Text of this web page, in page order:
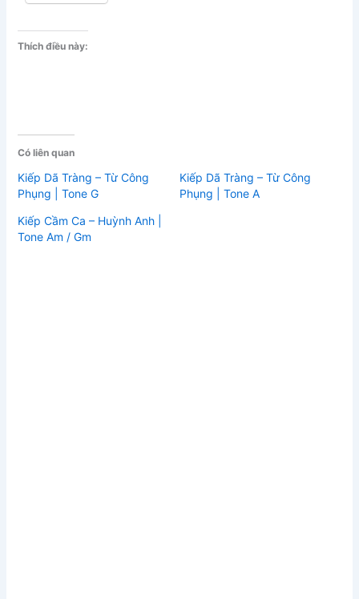
Thích điều này:
Có liên quan
Kiếp Dã Tràng – Từ Công
Phụng | Tone G
Kiếp Dã Tràng – Từ Công
Phụng | Tone A
Kiếp Cầm Ca – Huỳnh Anh |
Tone Am / Gm